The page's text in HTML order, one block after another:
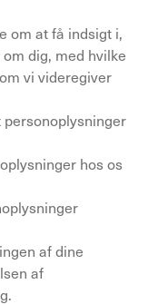
om at få indsigt i,
dig, med hvilke
vi videregiver
personoplysninger
hos os
af dine
af